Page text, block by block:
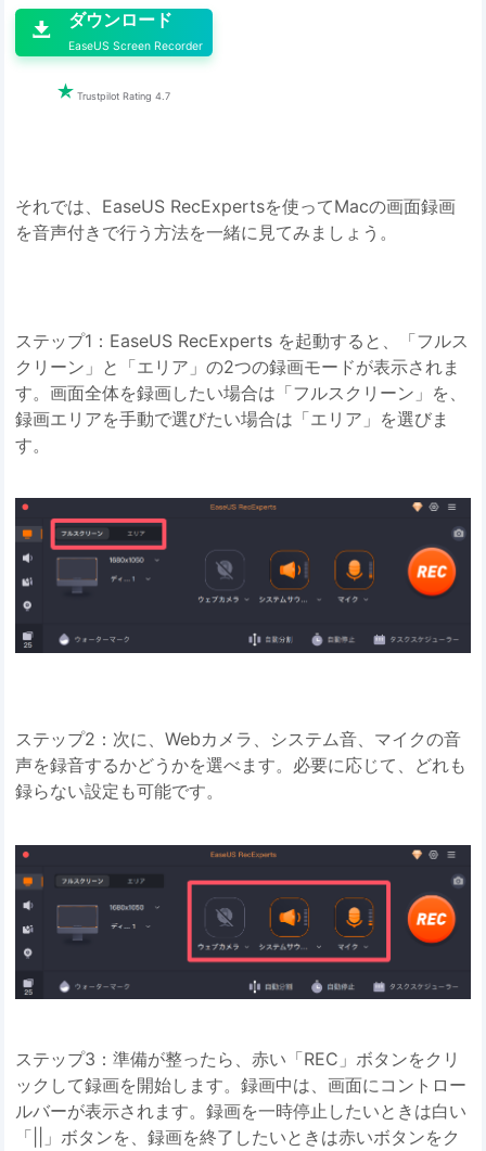
 ダウンロード
EaseUS Screen Recorder
 Trustpilot Rating 4.7
それでは、EaseUS RecExpertsを使ってMacの画面録画
を音声付きで行う方法を一緒に見てみましょう。
ステップ1：EaseUS RecExperts を起動すると、「フルス
クリーン」と「エリア」の2つの録画モードが表示されま
す。画面全体を録画したい場合は「フルスクリーン」を、
録画エリアを手動で選びたい場合は「エリア」を選びま
す。
ステップ2：次に、Webカメラ、システム音、マイクの音
声を録音するかどうかを選べます。必要に応じて、どれも
録らない設定も可能です。
ステップ3：準備が整ったら、赤い「REC」ボタンをクリ
ックして録画を開始します。録画中は、画面にコントロー
ルバーが表示されます。録画を一時停止したいときは白い
「||」ボタンを、録画を終了したいときは赤いボタンをク